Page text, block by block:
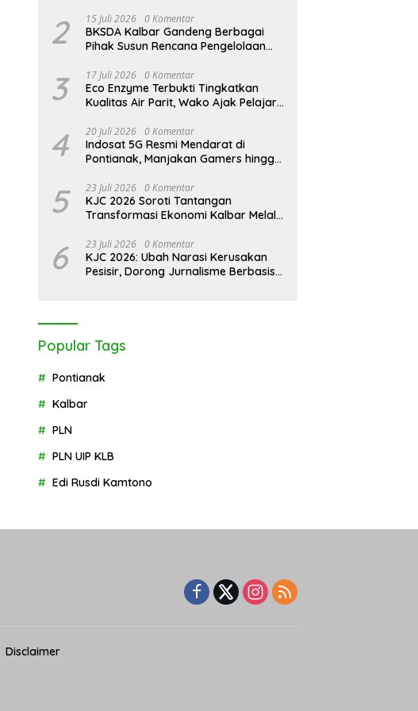
Bantai 2.600 Trenggiling Demi
Mitos Sesat, Polisi Gulung Mafia
Satwa di Pontianak Bersama
PT Equator Sumber Rezeki
2 15 Juli 2026 0 Komentar
BKSDA Kalbar Gandeng Berbagai
Pihak Susun Rencana Pengelolaan
Karimata 2027-2036
3 17 Juli 2026 0 Komentar
Eco Enzyme Terbukti Tingkatkan
Kualitas Air Parit, Wako Ajak Pelajar
4 20 Juli 2026 0 Komentar
Indosat 5G Resmi Mendarat di
Pontianak, Manjakan Gamers hingga
5 23 Juli 2026 0 Komentar
KJC 2026 Soroti Tantangan
Transformasi Ekonomi Kalbar Melalui
6 23 Juli 2026 0 Komentar
KJC 2026: Ubah Narasi Kerusakan
Pesisir, Dorong Jurnalisme Berbasis
Popular Tags
Pontianak
Kalbar
PLN
PLN UIP KLB
Edi Rusdi Kamtono
Disclaimer